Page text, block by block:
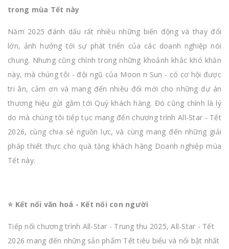
trong mùa Tết này
Năm 2025 đánh dấu rất nhiều những biến động và thay đổi
lớn, ảnh hưởng tới sự phát triển của các doanh nghiệp nói
chung. Nhưng cũng chính trong những khoảnh khắc khó khăn
này, mà chúng tôi - đội ngũ của Moon n Sun - có cơ hội được
tri ân, cảm ơn và mang đến nhiều đổi mới cho những dự án
thương hiệu gửi gắm tới Quý khách hàng. Đó cũng chính là lý
do mà chúng tôi tiếp tục mang đến chương trình All-Star - Tết
2026, cùng chia sẻ nguồn lực, và cùng mang đến những giải
pháp thiết thực cho quà tặng khách hàng Doanh nghiệp mùa
Tết này.
⭐️ Kết nối văn hoá - Kết nối con người
Tiếp nối chương trình All-Star - Trung thu 2025, All-Star - Tết
2026 mang đến những sản phẩm Tết tiêu biểu và nổi bật nhất